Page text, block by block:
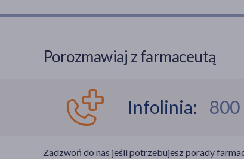
Porozmawiaj z farmaceutą
Infolinia: 800
Zadzwoń do nas jeśli potrzebujesz porady